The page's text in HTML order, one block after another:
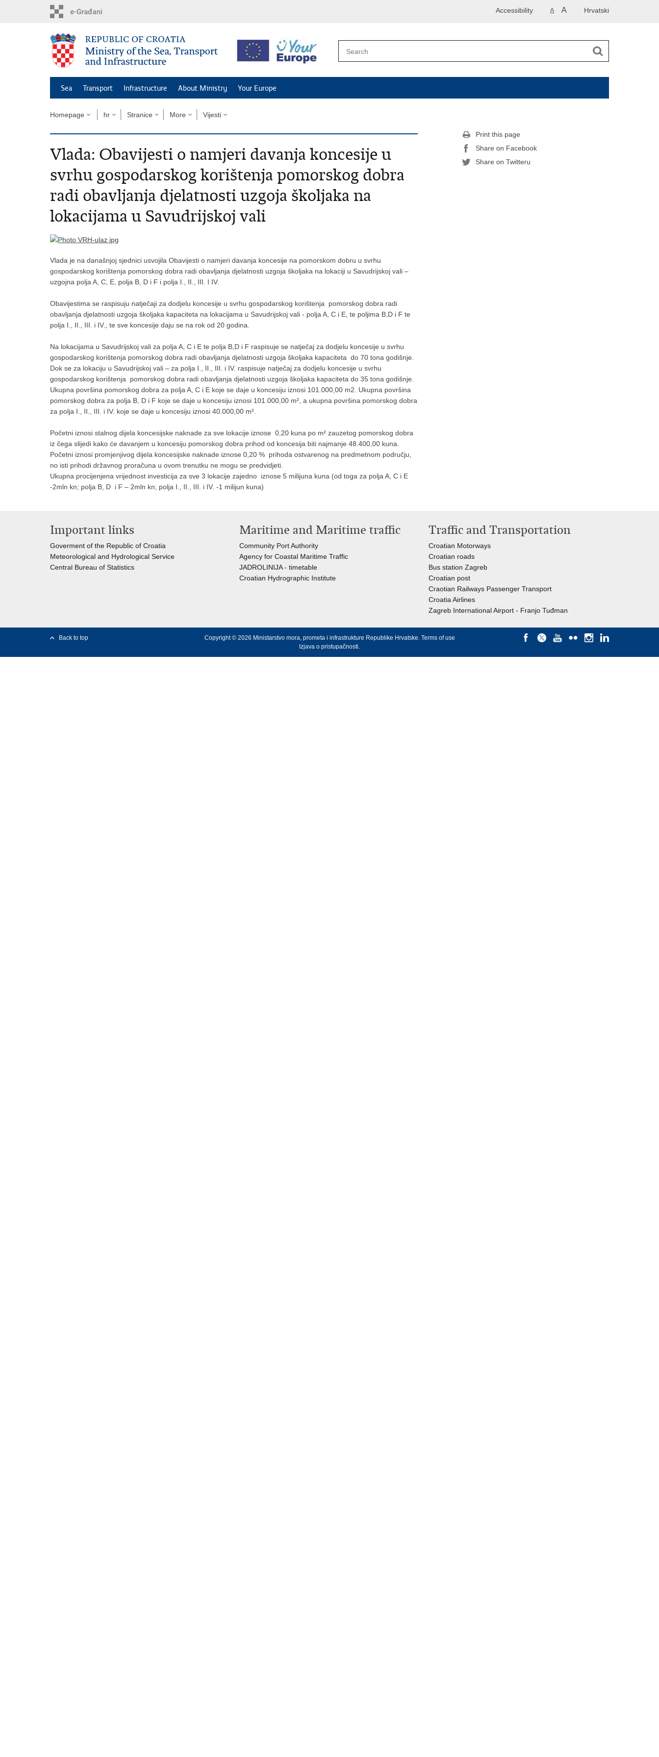
Hrvatski
A A
Accessibility
Sea Transport Infrastructure About Ministry Your Europe
Homepage hr Stranice More Vijesti
Vlada: Obavijesti o namjeri davanja koncesije u
svrhu gospodarskog korištenja pomorskog dobra
radi obavljanja djelatnosti uzgoja školjaka na
lokacijama u Savudrijskoj vali
Vlada je na današnjoj sjednici usvojila Obavijesti o namjeri davanja koncesije na pomorskom dobru u svrhu
gospodarskog korištenja pomorskog dobra radi obavljanja djelatnosti uzgoja školjaka na lokaciji u Savudrijskoj vali –
uzgojna polja A, C, E, polja B, D i F i polja I., II., III. I IV.
Obavijestima se raspisuju natječaji za dodjelu koncesije u svrhu gospodarskog korištenja pomorskog dobra radi
obavljanja djelatnosti uzgoja školjaka kapaciteta na lokacijama u Savudrijskoj vali - polja A, C i E, te poljima B,D i F te
polja I., II., III. i IV., te sve koncesije daju se na rok od 20 godina.
Na lokacijama u Savudrijskoj vali za polja A, C i E te polja B,D i F raspisuje se natječaj za dodjelu koncesije u svrhu
gospodarskog korištenja pomorskog dobra radi obavljanja djelatnosti uzgoja školjaka kapaciteta do 70 tona godišnje.
Dok se za lokaciju u Savudrijskoj vali – za polja I., II., III. i IV. raspisuje natječaj za dodjelu koncesije u svrhu
gospodarskog korištenja pomorskog dobra radi obavljanja djelatnosti uzgoja školjaka kapaciteta do 35 tona godišnje.
Ukupna površina pomorskog dobra za polja A, C i E koje se daje u koncesiju iznosi 101.000,00 m2. Ukupna površina
pomorskog dobra za polja B, D i F koje se daje u koncesiju iznosi 101.000,00 m², a ukupna površina pomorskog dobra
za polja I., II., III. i IV. koje se daje u koncesiju iznosi 40.000,00 m².
Početni iznosi stalnog dijela koncesijske naknade za sve lokacije iznose 0,20 kuna po m² zauzetog pomorskog dobra
iz čega slijedi kako će davanjem u koncesiju pomorskog dobra prihod od koncesija biti najmanje 48.400,00 kuna.
Početni iznosi promjenjivog dijela koncesijske naknade iznose 0,20 % prihoda ostvarenog na predmetnom području,
no isti prihodi državnog proračuna u ovom trenutku ne mogu se predvidjeti.
Ukupna procijenjena vrijednost investicija za sve 3 lokacije zajedno iznose 5 milijuna kuna (od toga za polja A, C i E
-2mln kn; polja B, D i F – 2mln kn; polja I., II., III. i IV. -1 milijun kuna)
Print this page
Share on Facebook
Share on Twitteru
Important links
Goverment of the Republic of Croatia
Meteorological and Hydrological Service
Central Bureau of Statistics
Maritime and Maritime traffic
Community Port Authority
Agency for Coastal Maritime Traffic
JADROLINIJA - timetable
Croatian Hydrographic Institute
Traffic and Transportation
Croatian Motorways
Croatian roads
Bus station Zagreb
Croatian post
Craotian Railways Passenger Transport
Croatia Airlines
Zagreb International Airport - Franjo Tuđman
Back to top Copyright © 2026 Ministarstvo mora, prometa i infrastrukture Republike Hrvatske. Terms of use
Izjava o pristupačnosti.